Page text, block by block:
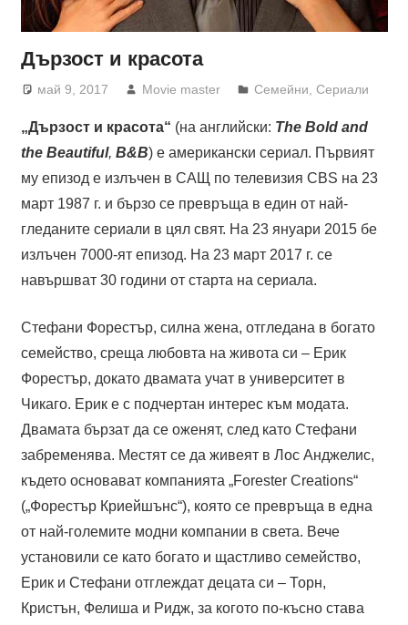
Дързост и красота
май 9, 2017 Movie master Семейни ,Сериали
„Дързост и красота“ (на английски: The Bold and
the Beautiful, B&B) е американски сериал. Първият
му епизод е излъчен в САЩ по телевизия CBS на 23
март 1987 г. и бързо се превръща в един от най-
гледаните сериали в цял свят. На 23 януари 2015 бе
излъчен 7000-ят епизод. На 23 март 2017 г. се
навършват 30 години от старта на сериала.
Стефани Форестър, силна жена, отгледана в богато
семейство, среща любовта на живота си – Ерик
Форестър, докато двамата учат в университет в
Чикаго. Ерик е с подчертан интерес към модата.
Двамата бързат да се оженят, след като Стефани
забременява. Местят се да живеят в Лос Анджелис,
където основават компанията „Forester Creations“
(„Форестър Криейшънс“), която се превръща в една
от най-големите модни компании в света. Вече
установили се като богато и щастливо семейство,
Ерик и Стефани отглеждат децата си – Торн,
Кристън, Фелиша и Ридж, за когото по-късно става